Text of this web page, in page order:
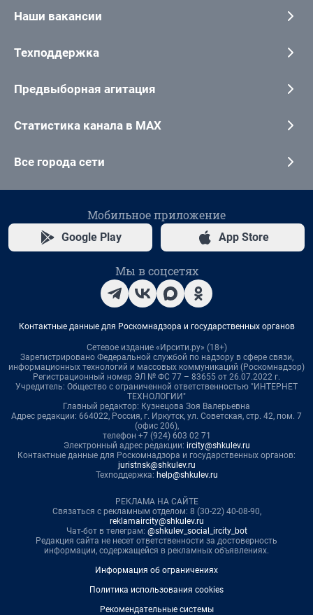
Наши вакансии
Техподдержка
Предвыборная агитация
Статистика канала в MAX
Все города сети
Мобильное приложение
Google Play App Store
Мы в соцсетях
Контактные данные для Роскомнадзора и государственных органов
Сетевое издание «Ирсити.ру» (18+)
Зарегистрировано Федеральной службой по надзору в сфере связи,
информационных технологий и массовых коммуникаций (Роскомнадзор)
Регистрационный номер ЭЛ № ФС 77 – 83655 от 26.07.2022 г.
Учредитель: Общество с ограниченной ответственностью "ИНТЕРНЕТ
ТЕХНОЛОГИИ"
Главный редактор: Кузнецова Зоя Валерьевна
Адрес редакции: 664022, Россия, г. Иркутск, ул. Советская, стр. 42, пом. 7
(офис 206),
телефон +7 (924) 603 02 71
Электронный адрес редакции: ircity@shkulev.ru
Контактные данные для Роскомнадзора и государственных органов:
juristnsk@shkulev.ru
Техподдержка: help@shkulev.ru
РЕКЛАМА НА САЙТЕ
Связаться с рекламным отделом: 8 (30-22) 40-08-90,
reklamaircity@shkulev.ru
Чат-бот в телеграм: @shkulev_social_ircity_bot
Редакция сайта не несет ответственности за достоверность
информации, содержащейся в рекламных объявлениях.
Информация об ограничениях
Политика использования cookies
Рекомендательные системы